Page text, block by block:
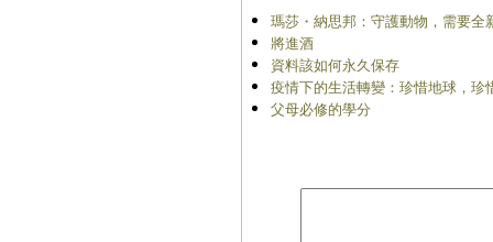
瑪莎・納思邦：守護動物，需要全
將進酒
資料該如何永久保存
疫情下的生活轉變：珍惜地球，珍
父母必修的學分